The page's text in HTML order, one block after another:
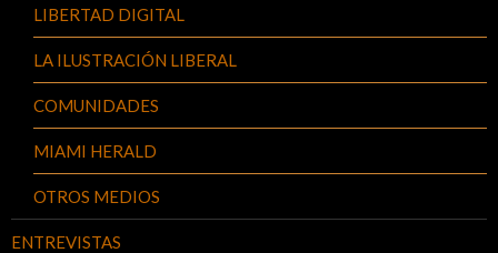
LIBERTAD DIGITAL
LA ILUSTRACIÓN LIBERAL
COMUNIDADES
MIAMI HERALD
OTROS MEDIOS
ENTREVISTAS